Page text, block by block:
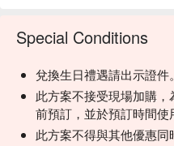
Special Conditions
兌換生日禮遇請出示證件。
此方案不接受現場加購
前預訂，並於預訂時間使
此方案不得與其他優惠同